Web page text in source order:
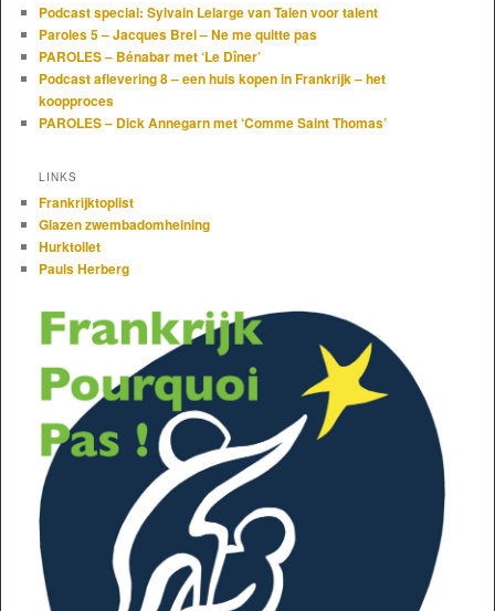
Podcast special: Sylvain Lelarge van Talen voor talent
Paroles 5 – Jacques Brel – Ne me quitte pas
PAROLES – Bénabar met ‘Le Dîner’
Podcast aflevering 8 – een huis kopen in Frankrijk – het
koopproces
PAROLES – Dick Annegarn met ‘Comme Saint Thomas’
LINKS
Frankrijktoplist
Glazen zwembadomheining
Hurktoilet
Pauls Herberg